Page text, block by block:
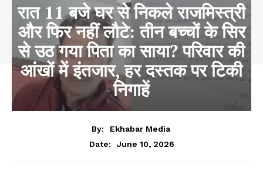
रात 11 बजे घर से निकले राजमिस्त्री
और फिर नहीं लौटे: तीन बच्चों के सिर
से उठ गया पिता का साया? परिवार की
आंखों में इंतजार, हर दस्तक पर टिकी
निगाहें
By:
Ekhabar Media
Date:
June 10, 2026